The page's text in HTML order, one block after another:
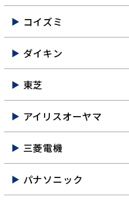
コイズミ
ダイキン
東芝
アイリスオーヤマ
三菱電機
パナソニック